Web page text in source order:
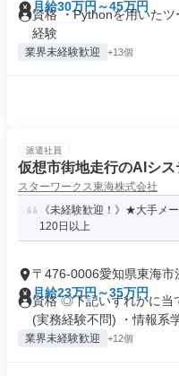
月給30万円～45万円
資格 ・Pythonを用いた
経験
業界未経験歓迎 +13個
派遣社員
仮想市街地走行のAIシ
スターワークス東海株式会社
《未経験歓迎！》★大手メ
120日以上
〒476-0006愛知県東海市
月給23万円～35万円
資格 ◎下記いずれかに当
(実務経験不問) ・情報系学
業界未経験歓迎 +12個